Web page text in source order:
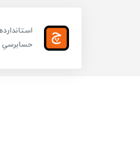
حسابرسیِ